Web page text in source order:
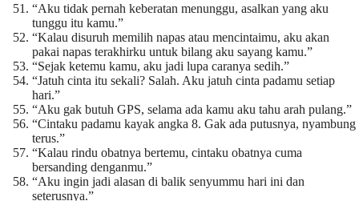
“Aku tidak pernah keberatan menunggu, asalkan yang aku
tunggu itu kamu.”
“Kalau disuruh memilih napas atau mencintaimu, aku akan
pakai napas terakhirku untuk bilang aku sayang kamu.”
“Sejak ketemu kamu, aku jadi lupa caranya sedih.”
“Jatuh cinta itu sekali? Salah. Aku jatuh cinta padamu setiap
hari.”
“Aku gak butuh GPS, selama ada kamu aku tahu arah pulang.”
“Cintaku padamu kayak angka 8. Gak ada putusnya, nyambung
terus.”
“Kalau rindu obatnya bertemu, cintaku obatnya cuma
bersanding denganmu.”
“Aku ingin jadi alasan di balik senyummu hari ini dan
seterusnya.”